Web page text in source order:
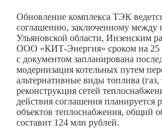
Обновление комплекса ТЭК
соглашению, заключенному между
Ульяновской области, Инзенским
ООО «КИТ-Энергия» сроком на 25
с документом запланирована
модернизация котельных путем
альтернативные виды топлива
реконструкция сетей
действия соглашения планируется
объектов теплоснабжения, общий
составит 124 млн рублей.